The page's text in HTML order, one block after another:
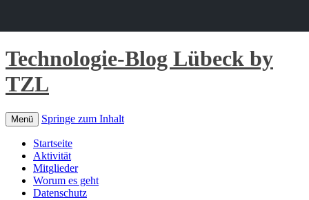
Technologie-Blog Lübeck by
TZL
Menü Springe zum Inhalt
Startseite
Aktivität
Mitglieder
Worum es geht
Datenschutz